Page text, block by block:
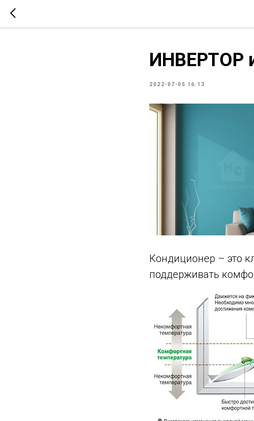
ИНВЕРТОР
2022-07-05 16:13
Кондиционер – это
поддерживать